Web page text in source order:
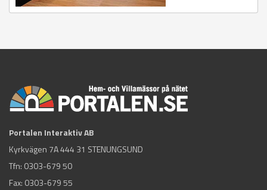
Portalen Interaktiv AB
Kyrkvägen 7A 444 31 STENUNGSUND
Tfn: 0303-679 50
Fax: 0303-679 55